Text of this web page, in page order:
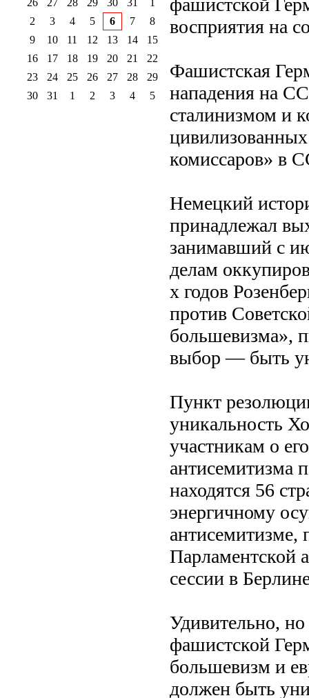
фашистской
восприятия на
Фашистская
нападения на
сталинизмом и
комиссаров» в
Немецкий
принадлежал
занимавший с
делам
х годов
против
большевизма»,
выбор — быть
Пункт
уникальность
участникам о
антисемитизма
находятся 56
энергичному
антисемитизме,
Парламентской
сессии в
Удивительно,
фашистской
большевизм и
должен быть
26
27 28 29 30 31
1
2
3 4 5 6 7
8
9
10 11 12 13 14
15
16
17 18 19 20 21
22
23
24 25 26 27 28
29
30
31 1 2 3 4 5